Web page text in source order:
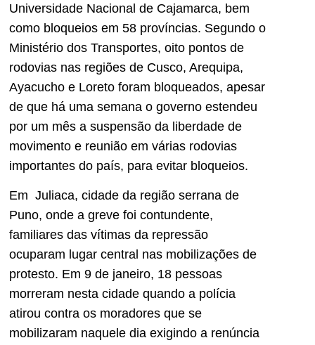
Universidade Nacional de Cajamarca, bem
como bloqueios em 58 províncias. Segundo o
Ministério dos Transportes, oito pontos de
rodovias nas regiões de Cusco, Arequipa,
Ayacucho e Loreto foram bloqueados, apesar
de que há uma semana o governo estendeu
por um mês a suspensão da liberdade de
movimento e reunião em várias rodovias
importantes do país, para evitar bloqueios.
Em Juliaca, cidade da região serrana de
Puno, onde a greve foi contundente,
familiares das vítimas da repressão
ocuparam lugar central nas mobilizações de
protesto. Em 9 de janeiro, 18 pessoas
morreram nesta cidade quando a polícia
atirou contra os moradores que se
mobilizaram naquele dia exigindo a renúncia